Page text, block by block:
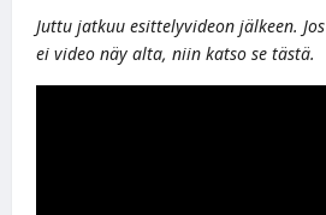
Juttu jatkuu esittelyvideon jälkeen. Jos
ei video näy alta, niin katso se tästä.